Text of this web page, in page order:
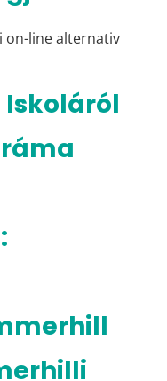
on-line alternativ